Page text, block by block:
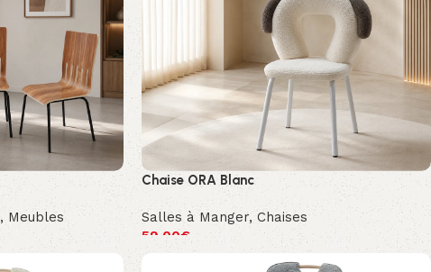
, Meubles
Chaise ORA Blanc
Salles à Manger, Chaises
59.00€